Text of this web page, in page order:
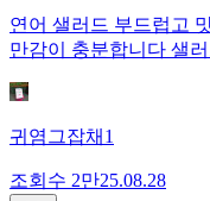
연어 샐러드 부드럽고
만감이 충분합니다 샐
귀염그잡채1
조회수 2만25.08.28